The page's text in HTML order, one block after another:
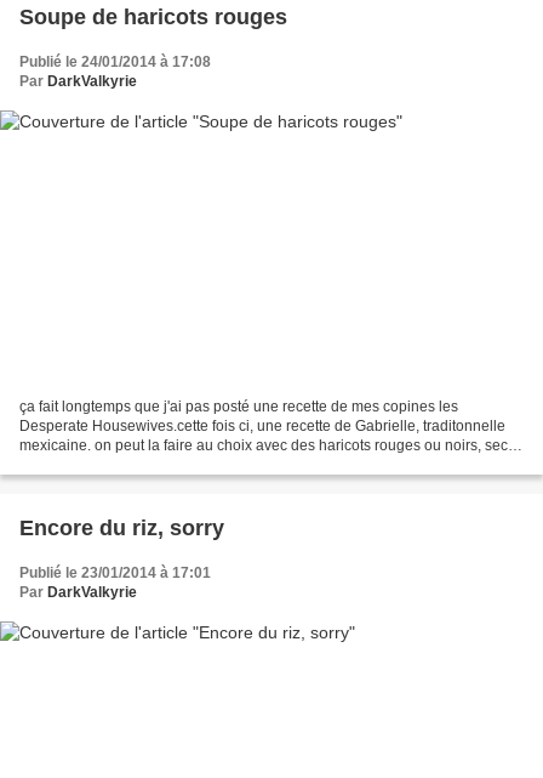
Soupe de haricots rouges
Publié le 24/01/2014 à 17:08
Par DarkValkyrie
ça fait longtemps que j'ai pas posté une recette de mes copines les
Desperate Housewives.cette fois ci, une recette de Gabrielle, traditonnelle
mexicaine. on peut la faire au choix avec des haricots rouges ou noirs, secs
Encore du riz, sorry
Publié le 23/01/2014 à 17:01
Par DarkValkyrie